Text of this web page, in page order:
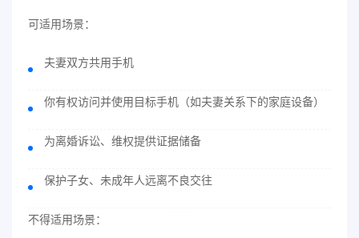
可适用场景：
夫妻双方共用手机
你有权访问并使用目标手机（如夫妻关系下的家庭设备）
为离婚诉讼、维权提供证据储备
保护子女、未成年人远离不良交往
不得适用场景：